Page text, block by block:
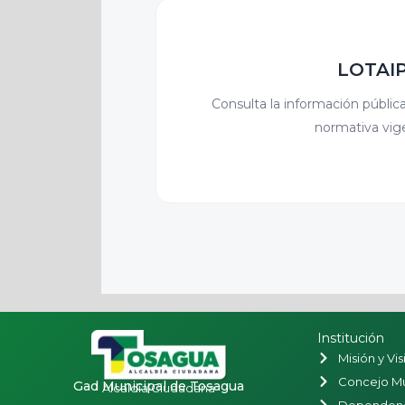
Consulta la información
normativa
Gad Municipal de Tosagua
Alcaldía Ciudadana
Institución
Misión y
Concejo